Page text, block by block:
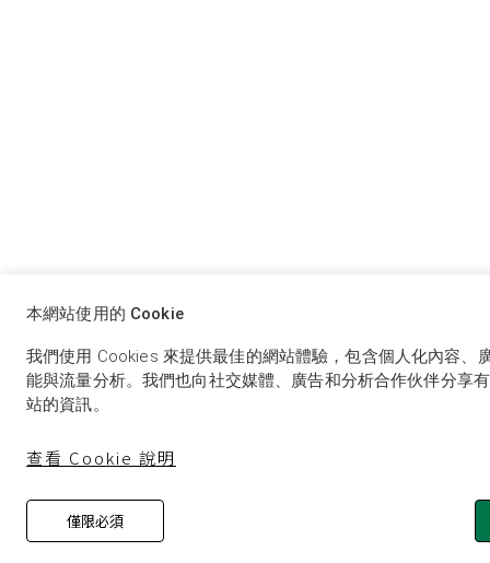
本網站使用的 Cookie
我們使用 Cookies 來提供最佳的網站體驗，包含個人化內容、
能與流量分析。我們也向社交媒體、廣告和分析合作伙伴分享
站的資訊。
查看 Cookie 說明
僅限必須